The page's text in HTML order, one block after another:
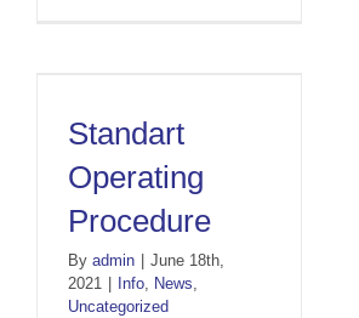
Procedure
Standart
Operating
Procedure
By admin
June 18th,
2021
Info, News,
Uncategorized